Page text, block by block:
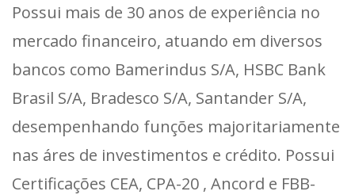
Possui mais de 30 anos de experiência no
mercado financeiro, atuando em diversos
bancos como Bamerindus S/A, HSBC Bank
Brasil S/A, Bradesco S/A, Santander S/A,
desempenhando funções majoritariamente
nas áres de investimentos e crédito. Possui
Certificações CEA, CPA-20 , Ancord e FBB-